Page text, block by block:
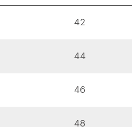
42
44
46
48